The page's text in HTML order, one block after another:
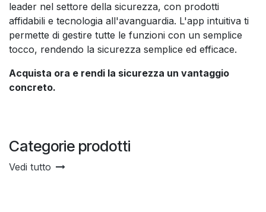
leader nel settore della sicurezza, con prodotti
affidabili e tecnologia all'avanguardia. L'app intuitiva ti
permette di gestire tutte le funzioni con un semplice
tocco, rendendo la sicurezza semplice ed efficace.
Acquista ora e rendi la sicurezza un vantaggio
concreto.
Categorie prodotti
Vedi tutto